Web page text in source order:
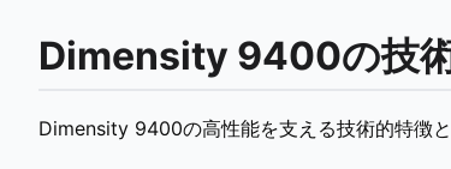
Dimensity 9400の技
Dimensity 9400の高性能を支える技術的特徴